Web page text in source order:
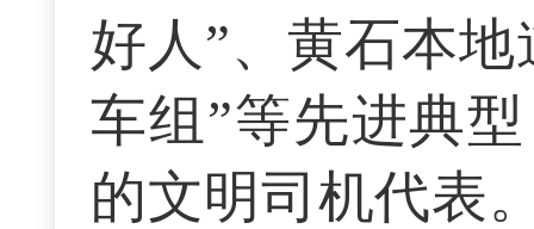
好人”、黄石本
车组”等先进典
的文明司机代表